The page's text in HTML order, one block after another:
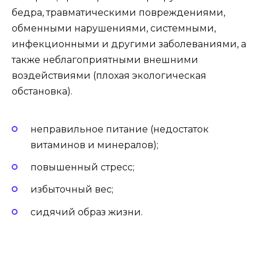
бедра, травматическими повреждениями,
обменными нарушениями, системными,
инфекционными и другими заболеваниями, а
также неблагоприятными внешними
воздействиями (плохая экологическая
обстановка).
неправильное питание (недостаток
витаминов и минералов);
повышенный стресс;
избыточный вес;
сидячий образ жизни.